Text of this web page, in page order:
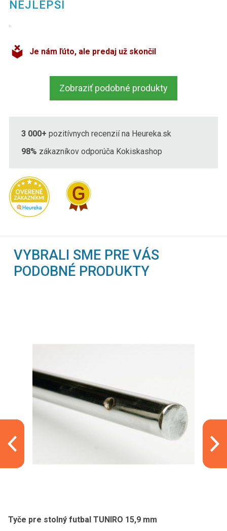
NEJLEPŠÍ
Je nám ľúto, ale predaj už skončil
Zobraziť podobné produkty
3 000+ pozitívnych recenzií na Heureka.sk
98% zákazníkov odporúča Kokiskashop
VYBRALI SME PRE VÁS
PODOBNÉ PRODUKTY
Tyče pre stolný futbal TUNIRO 15,9 mm